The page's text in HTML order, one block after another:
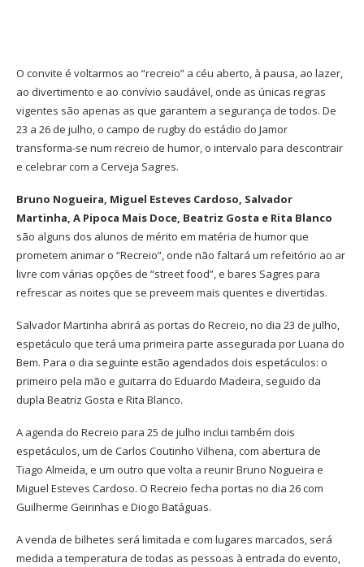
O convite é voltarmos ao “recreio” a céu aberto, à pausa, ao lazer,
ao divertimento e ao convívio saudável, onde as únicas regras
vigentes são apenas as que garantem a segurança de todos. De
23 a 26 de julho, o campo de rugby do estádio do Jamor
transforma-se num recreio de humor, o intervalo para descontrair
e celebrar com a Cerveja Sagres.
Bruno Nogueira, Miguel Esteves Cardoso, Salvador
Martinha, A Pipoca Mais Doce, Beatriz Gosta e Rita Blanco
são alguns dos alunos de mérito em matéria de humor que
prometem animar o “Recreio”, onde não faltará um refeitório ao ar
livre com várias opções de “street food”, e bares Sagres para
refrescar as noites que se preveem mais quentes e divertidas.
Salvador Martinha abrirá as portas do Recreio, no dia 23 de julho,
espetáculo que terá uma primeira parte assegurada por Luana do
Bem. Para o dia seguinte estão agendados dois espetáculos: o
primeiro pela mão e guitarra do Eduardo Madeira, seguido da
dupla Beatriz Gosta e Rita Blanco.
A agenda do Recreio para 25 de julho inclui também dois
espetáculos, um de Carlos Coutinho Vilhena, com abertura de
Tiago Almeida, e um outro que volta a reunir Bruno Nogueira e
Miguel Esteves Cardoso. O Recreio fecha portas no dia 26 com
Guilherme Geirinhas e Diogo Batáguas.
A venda de bilhetes será limitada e com lugares marcados, será
medida a temperatura de todas as pessoas à entrada do evento,